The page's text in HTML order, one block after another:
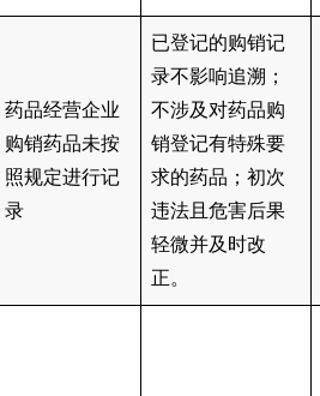
药品经营企业
购销药品未按
照规定进行记
录
已登记的购销记
录不影响追溯；
不涉及对药品购
销登记有特殊要
求的药品；初次
违法且危害后果
轻微并及时改
正。